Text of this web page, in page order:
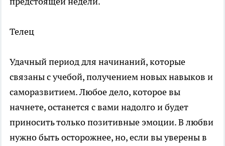
Телец
Удачный период для начинаний, которые
связаны с учебой, получением новых навыков и
саморазвитием. Любое дело, которое вы
начнете, останется с вами надолго и будет
приносить только позитивные эмоции. В любви
нужно быть осторожнее, но, если вы уверены в